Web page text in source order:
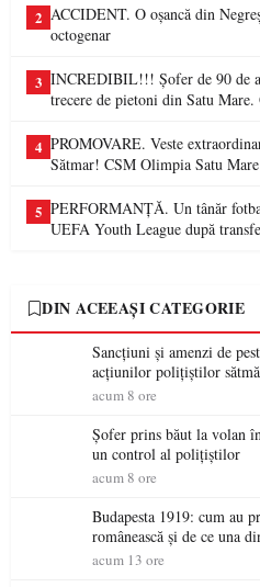
2 ACCIDENT. O oșancă din
octogenar
3 INCREDIBIL!!! Șofer de 90 de
trecere de pietoni din Satu
4 PROMOVARE. Veste
Sătmar! CSM Olimpia Satu
5 PERFORMANȚĂ. Un tânăr
UEFA Youth League după
DIN ACEEAȘI CATEGORIE
Sancțiuni și amenzi de
acțiunilor polițiștilor
acum 8 ore
Șofer prins băut la volan
un control al polițiștilor
acum 8 ore
Budapesta 1919: cum au
românească și de ce una
militare ale României a
acum 13 ore